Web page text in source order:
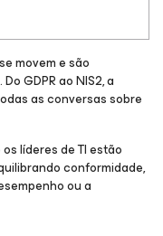
movem e são
GDPR ao NIS2, a
as conversas sobre
líderes de TI estão
conformidade,
ou a